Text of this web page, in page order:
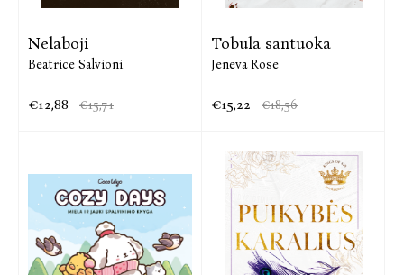
Nelaboji
Beatrice Salvioni
€12,88 €15,71
Tobula santuoka
Jeneva Rose
€15,22 €18,56